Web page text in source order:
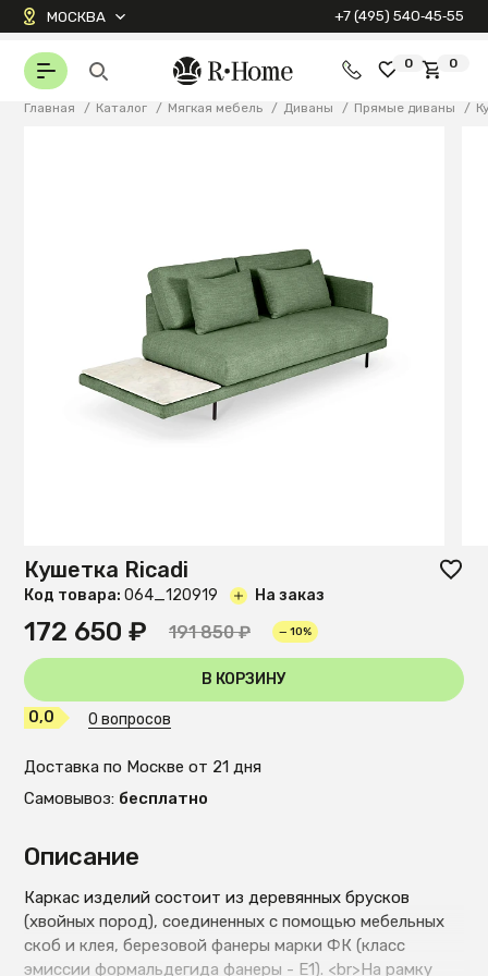
МОСКВА +7 (495) 540‑45‑55
0 0
Главная / Каталог / Мягкая мебель / Диваны / Прямые диваны /
Описание
Каркас изделий состоит из деревянных брусков
(хвойных пород), соединенных с помощью мебельных
скоб и клея, березовой фанеры марки ФК (класс
эмиссии формальдегида фанеры - Е1). <br>На рамку
Кушетка Ricadi
Код товара: O64_120919 На заказ
172 650 ₽ 191 850 ₽ — 10%
В КОРЗИНУ
0,0 0 вопросов
Доставка по Москве от 21 дня
Самовывоз: бесплатно